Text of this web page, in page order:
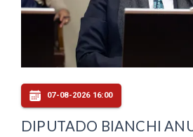
07-08-2026 16:00
DIPUTADO BIANCHI